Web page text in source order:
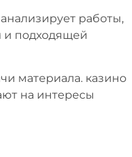
работы,
и подходящей
материала. казино
на интересы